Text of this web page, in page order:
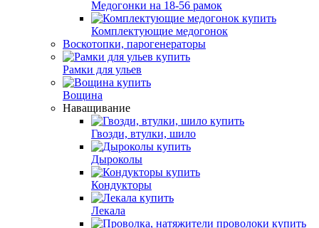
Медогонки на 18-56 рамок
Комплектующие медогонок
Воскотопки, парогенераторы
Рамки для ульев
Вощина
Наващивание
Гвозди, втулки, шило
Дыроколы
Кондукторы
Лекала